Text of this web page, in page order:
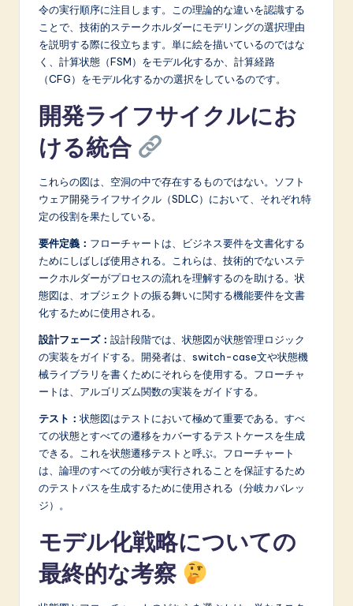
令の実行順序に注目します。この理論的な違いを認識する
ことで、技術的ステークホルダーにモデリングの選択理由
を説明する際に役立ちます。単に絵を描いているのではな
く、計算状態（FSM）をモデル化するか、計算経路
（CFG）をモデル化するかの選択をしているのです。
開発ライフサイクルにお
ける統合
これらの図は、空洞の中で存在するものではない。ソフト
ウェア開発ライフサイクル（SDLC）において、それぞれ特
定の役割を果たしている。
要件定義： フローチャートは、ビジネス要件を文書化する
ためにしばしば使用される。これらは、技術的でないステ
ークホルダーがプロセスの流れを理解するのを助ける。状
態図は、オブジェクトの振る舞いに関する機能要件を文書
化するために使用される。
設計フェーズ： 設計段階では、状態図が状態管理ロジック
の実装をガイドする。開発者は、switch-case文や状態機
械ライブラリを書くためにそれらを使用する。フローチャ
ートは、アルゴリズム関数の実装をガイドする。
テスト： 状態図はテストにおいて極めて重要である。すべ
ての状態とすべての遷移をカバーするテストケースを生成
できる。これを状態遷移テストと呼ぶ。フローチャート
は、論理のすべての分岐が実行されることを保証するため
のテストパスを生成するために使用される（分岐カバレッ
ジ）。
モデル化戦略についての
最終的な考察